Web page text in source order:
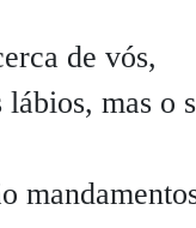
de vós,
mas o